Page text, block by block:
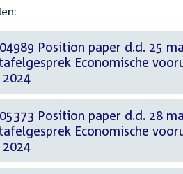
Position paper d.d. 25 maart 2024 - ,
Economische
Position paper d.d. 28 maart 2024 - , Position
Economische